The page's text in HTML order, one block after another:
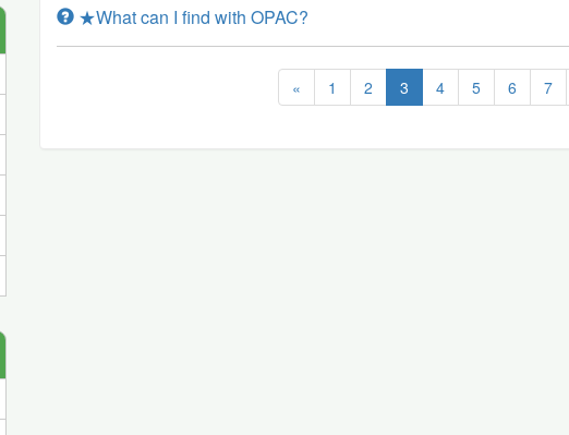
★What can I find with OPAC?
« 1 2 3 4 5 6 7